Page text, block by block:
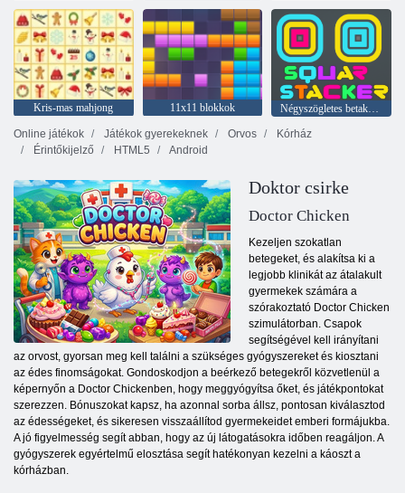
Kris-mas mahjong 11x11 blokkok
Négyszögletes betakarító
Online játékok
Játékok gyerekeknek Orvos
Kórház
Érintőkijelző
HTML5 Android
Doktor csirke
Doctor Chicken
Kezeljen szokatlan
betegeket, és alakítsa ki a
legjobb klinikát az átalakult
gyermekek számára a
szórakoztató Doctor Chicken
szimulátorban. Csapok
segítségével kell irányítani
az orvost, gyorsan meg kell találni a szükséges gyógyszereket és kiosztani
az édes finomságokat. Gondoskodjon a beérkező betegekről közvetlenül a
képernyőn a Doctor Chickenben, hogy meggyógyítsa őket, és játékpontokat
szerezzen. Bónuszokat kapsz, ha azonnal sorba állsz, pontosan kiválasztod
az édességeket, és sikeresen visszaállítod gyermekeidet emberi formájukba.
A jó figyelmesség segít abban, hogy az új látogatásokra időben reagáljon. A
gyógyszerek egyértelmű elosztása segít hatékonyan kezelni a káoszt a
kórházban.